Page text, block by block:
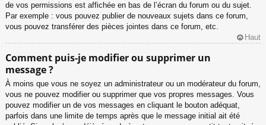
de vos permissions est affichée en bas de l’écran du forum ou du sujet.
Par exemple : vous pouvez publier de nouveaux sujets dans ce forum,
vous pouvez transférer des pièces jointes dans ce forum, etc.
Haut
Comment puis-je modifier ou supprimer un
message ?
À moins que vous ne soyez un administrateur ou un modérateur du forum,
vous ne pouvez modifier ou supprimer que vos propres messages. Vous
pouvez modifier un de vos messages en cliquant le bouton adéquat,
parfois dans une limite de temps après que le message initial ait été